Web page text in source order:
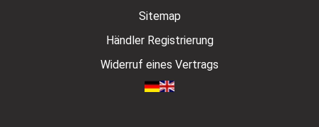
Sitemap
Händler Registrierung
Widerruf eines Vertrags